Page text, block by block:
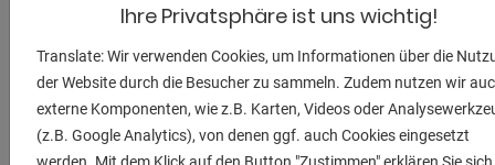
- Automatisches Entschlammungssystem MBM ASAS-ME
- Druckluftinjektion für das automatische
Entschlammungssystem MBM ASAS-ME
- Klemm- und Befestigungs-Set für Plattenmaterial und
Material-Aufnahmen
Ihre Privatsphäre ist uns wichtig!
Translate: Wir verwenden Cookies, um Informationen über die
der Website durch die Besucher zu sammeln. Zudem nutzen wir
externe Komponenten, wie z.B. Karten, Videos oder
(z.B. Google Analytics), von denen ggf. auch Cookies eingesetzt